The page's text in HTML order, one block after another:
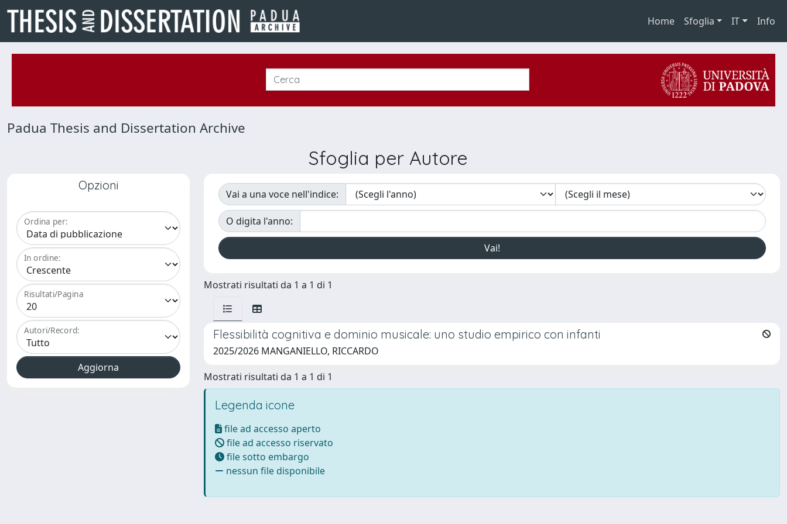
Home Sfoglia IT Info
Padua Thesis and Dissertation Archive
Sfoglia per Autore
Opzioni
Ordina per:
In ordine:
Risultati/Pagina
Autori/Record:
Vai a una voce nell'indice:
O digita l'anno:
Mostrati risultati da 1 a 1 di 1
Flessibilità cognitiva e dominio musicale: uno studio empirico con infanti
2025/2026 MANGANIELLO, RICCARDO
Mostrati risultati da 1 a 1 di 1
Legenda icone
file ad accesso aperto
file ad accesso riservato
file sotto embargo
nessun file disponibile